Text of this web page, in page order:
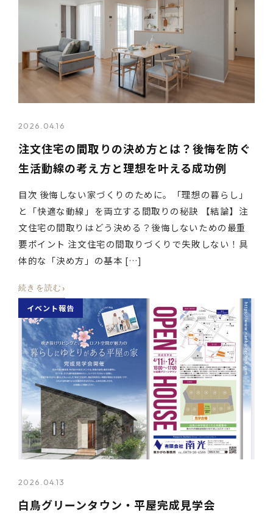
2026.04.16
注文住宅の間取りの決め方とは？後悔を防ぐ
生活動線の考え方と理想を叶える成功例
目次 後悔しない家づくりのために。「理想の暮らし」
と「快適な動線」を両立する間取りの秘訣 【結論】注
文住宅の間取りはどう決める？後悔しないための最重
要ポイント 注文住宅の間取りづくりで失敗しない！具
体的な「決め方」の基本 […]
続きを読む ›
イベント報告
2026.04.13
白鳥グリーンタウン・平屋完成見学会